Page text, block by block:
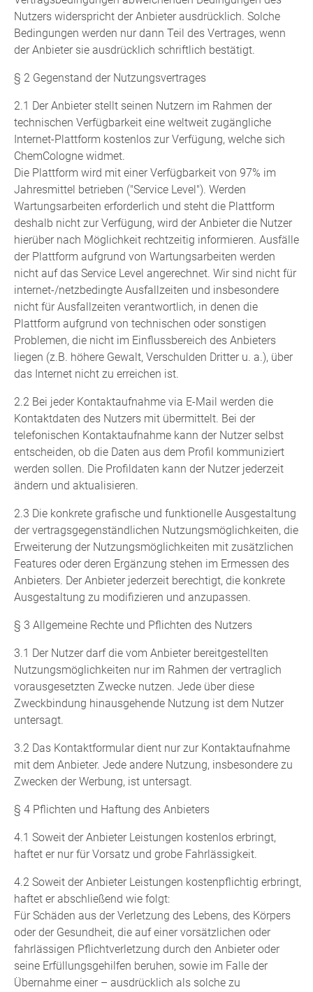
Nutzers widerspricht der Anbieter ausdrücklich. Solche
Bedingungen werden nur dann Teil des Vertrages, wenn
der Anbieter sie ausdrücklich schriftlich bestätigt.
§ 2 Gegenstand der Nutzungsvertrages
2.1 Der Anbieter stellt seinen Nutzern im Rahmen der
technischen Verfügbarkeit eine weltweit zugängliche
Internet-Plattform kostenlos zur Verfügung, welche sich
ChemCologne widmet.
Die Plattform wird mit einer Verfügbarkeit von 97% im
Jahresmittel betrieben ("Service Level"). Werden
Wartungsarbeiten erforderlich und steht die Plattform
deshalb nicht zur Verfügung, wird der Anbieter die Nutzer
hierüber nach Möglichkeit rechtzeitig informieren. Ausfälle
der Plattform aufgrund von Wartungsarbeiten werden
nicht auf das Service Level angerechnet. Wir sind nicht für
internet-/netzbedingte Ausfallzeiten und insbesondere
nicht für Ausfallzeiten verantwortlich, in denen die
Plattform aufgrund von technischen oder sonstigen
Problemen, die nicht im Einflussbereich des Anbieters
liegen (z.B. höhere Gewalt, Verschulden Dritter u. a.), über
das Internet nicht zu erreichen ist.
2.2 Bei jeder Kontaktaufnahme via E-Mail werden die
Kontaktdaten des Nutzers mit übermittelt. Bei der
telefonischen Kontaktaufnahme kann der Nutzer selbst
entscheiden, ob die Daten aus dem Profil kommuniziert
werden sollen. Die Profildaten kann der Nutzer jederzeit
ändern und aktualisieren.
2.3 Die konkrete grafische und funktionelle Ausgestaltung
der vertragsgegenständlichen Nutzungsmöglichkeiten, die
Erweiterung der Nutzungsmöglichkeiten mit zusätzlichen
Features oder deren Ergänzung stehen im Ermessen des
Anbieters. Der Anbieter jederzeit berechtigt, die konkrete
Ausgestaltung zu modifizieren und anzupassen.
§ 3 Allgemeine Rechte und Pflichten des Nutzers
3.1 Der Nutzer darf die vom Anbieter bereitgestellten
Nutzungsmöglichkeiten nur im Rahmen der vertraglich
vorausgesetzten Zwecke nutzen. Jede über diese
Zweckbindung hinausgehende Nutzung ist dem Nutzer
untersagt.
3.2 Das Kontaktformular dient nur zur Kontaktaufnahme
mit dem Anbieter. Jede andere Nutzung, insbesondere zu
Zwecken der Werbung, ist untersagt.
§ 4 Pflichten und Haftung des Anbieters
4.1 Soweit der Anbieter Leistungen kostenlos erbringt,
haftet er nur für Vorsatz und grobe Fahrlässigkeit.
4.2 Soweit der Anbieter Leistungen kostenpflichtig erbringt,
haftet er abschließend wie folgt:
Für Schäden aus der Verletzung des Lebens, des Körpers
oder der Gesundheit, die auf einer vorsätzlichen oder
fahrlässigen Pflichtverletzung durch den Anbieter oder
seine Erfüllungsgehilfen beruhen, sowie im Falle der
Übernahme einer – ausdrücklich als solche zu